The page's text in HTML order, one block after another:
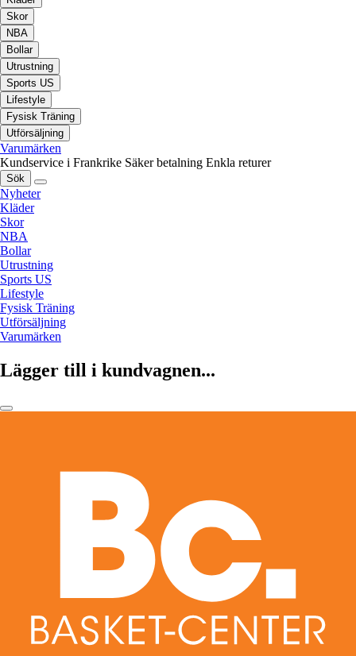
Skor
NBA
Bollar
Utrustning
Sports US
Lifestyle
Fysisk Träning
Utförsäljning
Varumärken
Kundservice i Frankrike Säker betalning Enkla returer
Sök
Nyheter
Kläder
Skor
NBA
Bollar
Utrustning
Sports US
Lifestyle
Fysisk Träning
Utförsäljning
Varumärken
Lägger till i kundvagnen...